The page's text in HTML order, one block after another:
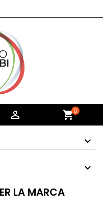
 shopping_cart0
LA MARCA